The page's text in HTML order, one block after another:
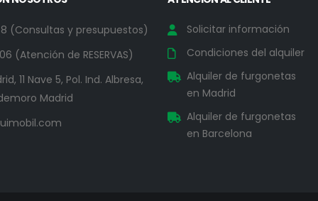
(Consultas y presupuestos)
(Atención de RESERVAS)
11 Nave 5, Pol. Ind. Albresa,
Madrid
Solicitar información
Condiciones del alquiler
Alquiler de furgonetas
en Madrid
Alquiler de furgonetas
en Barcelona